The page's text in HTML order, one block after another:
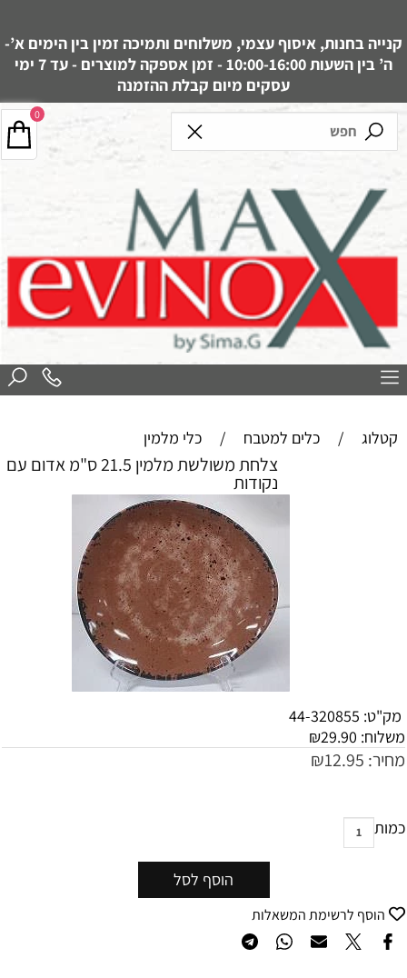
קנייה בחנות, איסוף עצמי, משלוחים ותמיכה זמין בין הימים א’-
ה’ בין השעות 10:00-16:00 - זמן אספקה למוצרים - עד 7 ימי
עסקים מיום קבלת ההזמנה
קטלוג / כלים למטבח / כלי מלמין
צלחת משולשת מלמין 21.5 ס"מ אדום עם
נקודות
מק"ט: 44-320855
משלוח:
₪29.90
מחיר: ₪12.95
כמות
הוסף לסל
הוסף לרשימת המשאלות
0